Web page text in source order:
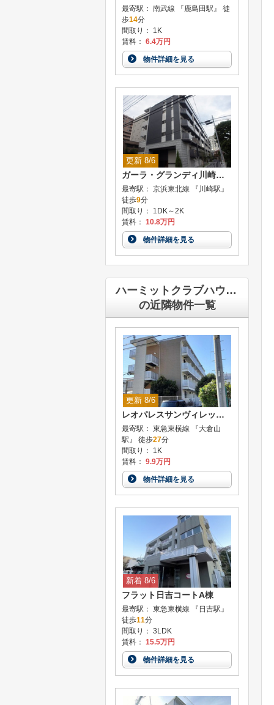
最寄駅： 南武線 『鹿島田駅』 徒
歩14分
間取り： 1K
賃料： 6.4万円
物件詳細を見る
更新 8/6
ガーラ・グランディ川崎西口
最寄駅： 京浜東北線 『川崎駅』
徒歩9分
間取り： 1DK～2K
賃料： 10.8万円
物件詳細を見る
ハーミットクラブハウスPagure
の近隣物件一覧
更新 8/6
レオパレスサンヴィレッジ20
最寄駅： 東急東横線 『大倉山
駅』 徒歩27分
間取り： 1K
賃料： 9.9万円
物件詳細を見る
新着 8/6
フラット日吉コートA棟
最寄駅： 東急東横線 『日吉駅』
徒歩11分
間取り： 3LDK
賃料： 15.5万円
物件詳細を見る